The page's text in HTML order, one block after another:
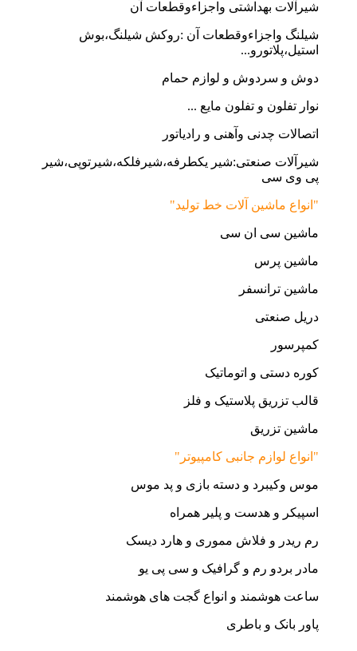
شیرآلات بهداشتی واجزاءوقطعات آن
شیلنگ واجزاءوقطعات آن :روکش شیلنگ،بوش
استیل،پلاتورو...
دوش و سردوش و لوازم حمام
نوار تفلون و تفلون مایع ...
اتصالات چدنی وآهنی و رادیاتور
شیرآلات صنعتی:شیر یکطرفه،شیرفلکه،شیرتوپی،شیر
پی وی سی
"انواع ماشین آلات خط تولید"
ماشین سی ان سی
ماشین پرس
ماشین ترانسفر
دریل صنعتی
کمپرسور
کوره دستی و اتوماتیک
قالب تزریق پلاستیک و فلز
ماشین تزریق
"انواع لوازم جانبی کامپیوتر"
موس وکیبرد و دسته بازی و پد موس
اسپیکر و هدست و پلیر همراه
رم ریدر و فلاش مموری و هارد دیسک
مادر بردو رم و گرافیک و سی پی یو
ساعت هوشمند و انواع گجت های هوشمند
پاور بانک و باطری